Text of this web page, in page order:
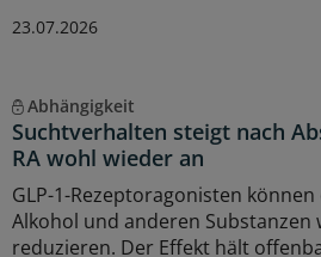
23.07.2026
Abhängigkeit
Suchtverhalten steigt nach
RA wohl wieder an
GLP-1-Rezeptoragonisten
Alkohol und anderen Substanzen
reduzieren. Der Effekt hält